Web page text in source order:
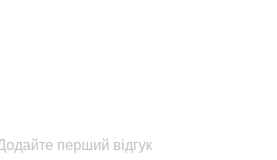
перший відгук